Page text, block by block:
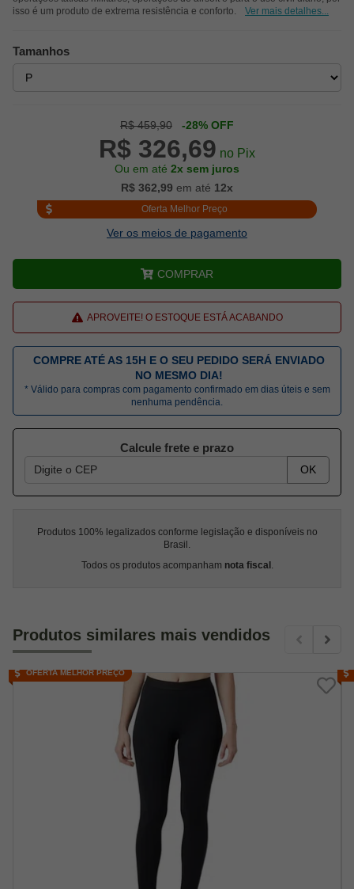
isso é um produto de extrema resistência e conforto.
Ver mais detalhes...
Tamanhos
R$ 459,90 -28% OFF
R$ 326,69 no Pix
Ou em até 2x sem juros
R$ 362,99 em até 12x
Oferta Melhor Preço
Ver os meios de pagamento
COMPRAR
APROVEITE! O ESTOQUE ESTÁ ACABANDO
COMPRE ATÉ AS 15H E O SEU PEDIDO SERÁ ENVIADO
NO MESMO DIA!
* Válido para compras com pagamento confirmado em dias úteis e sem
nenhuma pendência.
Calcule frete e prazo
OK
Produtos 100% legalizados conforme legislação e disponíveis no
Brasil.
Todos os produtos acompanham nota fiscal.
Produtos similares mais vendidos
OFERTA MELHOR PREÇO